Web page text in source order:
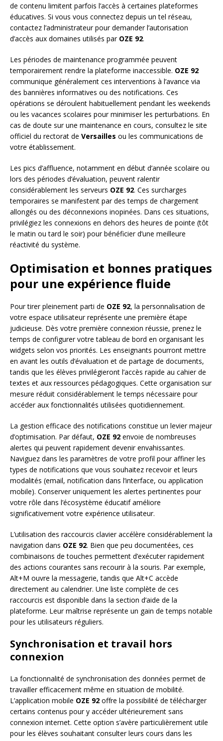
de contenu limitent parfois l’accès à certaines plateformes
éducatives. Si vous vous connectez depuis un tel réseau,
contactez l’administrateur pour demander l’autorisation
d’accès aux domaines utilisés par OZE 92.
Les périodes de maintenance programmée peuvent
temporairement rendre la plateforme inaccessible. OZE 92
communique généralement ces interventions à l’avance via
des bannières informatives ou des notifications. Ces
opérations se déroulent habituellement pendant les weekends
ou les vacances scolaires pour minimiser les perturbations. En
cas de doute sur une maintenance en cours, consultez le site
officiel du rectorat de Versailles ou les communications de
votre établissement.
Les pics d’affluence, notamment en début d’année scolaire ou
lors des périodes d’évaluation, peuvent ralentir
considérablement les serveurs OZE 92. Ces surcharges
temporaires se manifestent par des temps de chargement
allongés ou des déconnexions inopinées. Dans ces situations,
privilégiez les connexions en dehors des heures de pointe (tôt
le matin ou tard le soir) pour bénéficier d’une meilleure
réactivité du système.
Optimisation et bonnes pratiques
pour une expérience fluide
Pour tirer pleinement parti de OZE 92, la personnalisation de
votre espace utilisateur représente une première étape
judicieuse. Dès votre première connexion réussie, prenez le
temps de configurer votre tableau de bord en organisant les
widgets selon vos priorités. Les enseignants pourront mettre
en avant les outils d’évaluation et de partage de documents,
tandis que les élèves privilégieront l’accès rapide au cahier de
textes et aux ressources pédagogiques. Cette organisation sur
mesure réduit considérablement le temps nécessaire pour
accéder aux fonctionnalités utilisées quotidiennement.
La gestion efficace des notifications constitue un levier majeur
d’optimisation. Par défaut, OZE 92 envoie de nombreuses
alertes qui peuvent rapidement devenir envahissantes.
Naviguez dans les paramètres de votre profil pour affiner les
types de notifications que vous souhaitez recevoir et leurs
modalités (email, notification dans l’interface, ou application
mobile). Conserver uniquement les alertes pertinentes pour
votre rôle dans l’écosystème éducatif améliore
significativement votre expérience utilisateur.
L’utilisation des raccourcis clavier accélère considérablement la
navigation dans OZE 92. Bien que peu documentées, ces
combinaisons de touches permettent d’exécuter rapidement
des actions courantes sans recourir à la souris. Par exemple,
Alt+M ouvre la messagerie, tandis que Alt+C accède
directement au calendrier. Une liste complète de ces
raccourcis est disponible dans la section d’aide de la
plateforme. Leur maîtrise représente un gain de temps notable
pour les utilisateurs réguliers.
Synchronisation et travail hors
connexion
La fonctionnalité de synchronisation des données permet de
travailler efficacement même en situation de mobilité.
L’application mobile OZE 92 offre la possibilité de télécharger
certains contenus pour y accéder ultérieurement sans
connexion internet. Cette option s’avère particulièrement utile
pour les élèves souhaitant consulter leurs cours dans les